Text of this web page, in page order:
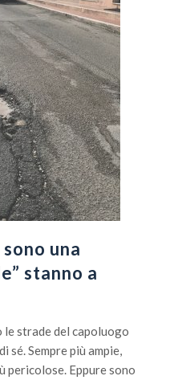
una
stanno a
le strade del capoluogo
sé. Sempre più ampie,
pericolose. Eppure sono